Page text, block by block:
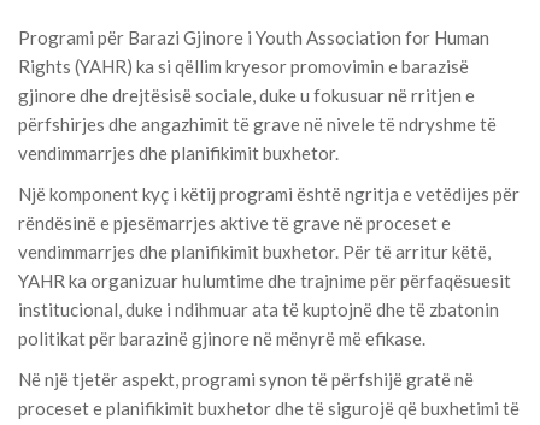
Programi për Barazi Gjinore i Youth Association for Human
Rights (YAHR) ka si qëllim kryesor promovimin e barazisë
gjinore dhe drejtësisë sociale, duke u fokusuar në rritjen e
përfshirjes dhe angazhimit të grave në nivele të ndryshme të
vendimmarrjes dhe planifikimit buxhetor.
Një komponent kyç i këtij programi është ngritja e vetëdijes për
rëndësinë e pjesëmarrjes aktive të grave në proceset e
vendimmarrjes dhe planifikimit buxhetor. Për të arritur këtë,
YAHR ka organizuar hulumtime dhe trajnime për përfaqësuesit
institucional, duke i ndihmuar ata të kuptojnë dhe të zbatonin
politikat për barazinë gjinore në mënyrë më efikase.
Në një tjetër aspekt, programi synon të përfshijë gratë në
proceset e planifikimit buxhetor dhe të sigurojë që buxhetimi të